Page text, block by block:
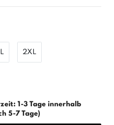
2XL
1-3 Tage innerhalb
5-7 Tage)